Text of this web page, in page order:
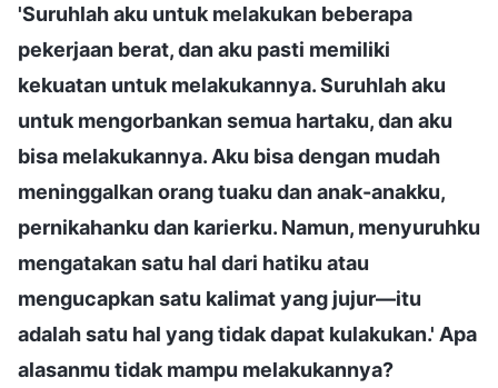
'Suruhlah aku untuk melakukan beberapa
pekerjaan berat, dan aku pasti memiliki
kekuatan untuk melakukannya. Suruhlah aku
untuk mengorbankan semua hartaku, dan aku
bisa melakukannya. Aku bisa dengan mudah
meninggalkan orang tuaku dan anak-anakku,
pernikahanku dan karierku. Namun, menyuruhku
mengatakan satu hal dari hatiku atau
mengucapkan satu kalimat yang jujur—itu
adalah satu hal yang tidak dapat kulakukan.' Apa
alasanmu tidak mampu melakukannya?